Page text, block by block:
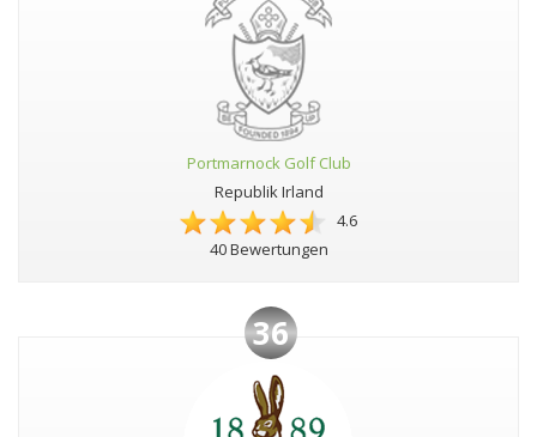
Portmarnock Golf Club
Republik Irland
4.6
40 Bewertungen
36